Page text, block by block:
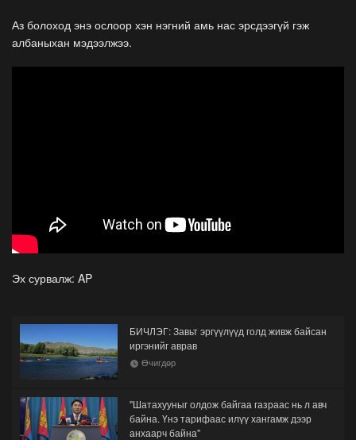
Аз болоход энэ ослоор хэн нэгний амь нас эрсдээгүй гэж
албаныхан мэдээлжээ.
Эх сурвалж: AP
БИЧЛЭГ: Завьт эргүүлүүд голд живж байсан
иргэнийг аврав
Өчигдөр
"Шатахууныг олдож байгаа газраас нь л авч
байна. Үнэ тарифаас илүү хангамж дээр
анхаарч байна"